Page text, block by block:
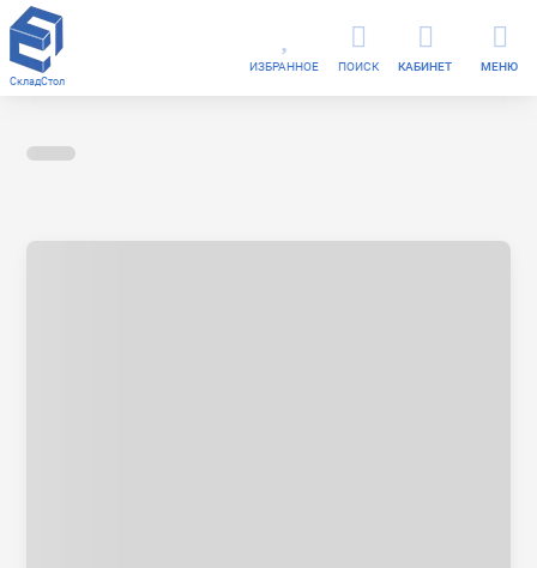
СкладСтол
ИЗБРАННОЕ ПОИСК КАБИНЕТ МЕНЮ